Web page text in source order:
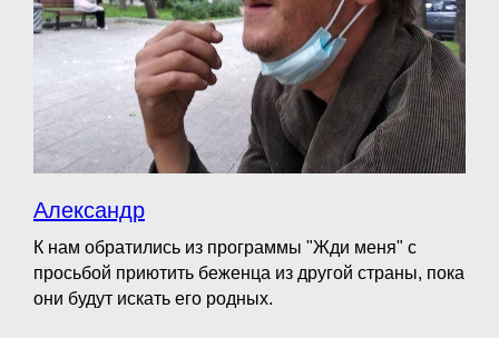
Александр
К нам обратились из программы "Жди меня" с
просьбой приютить беженца из другой страны, пока
они будут искать его родных.